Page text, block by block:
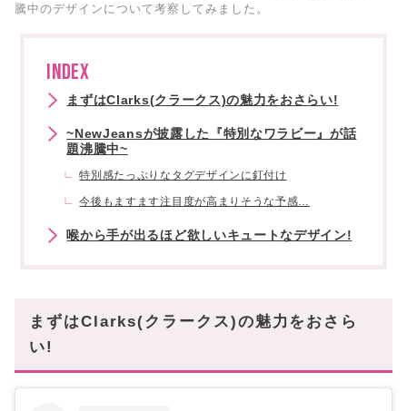
騰中のデザインについて考察してみました。
INDEX
まずはClarks(クラークス)の魅力をおさらい!
~NewJeansが披露した『特別なワラビー』が話
題沸騰中~
特別感たっぷりなタグデザインに釘付け
今後もますます注目度が高まりそうな予感…
喉から手が出るほど欲しいキュートなデザイン!
まずはClarks(クラークス)の魅力をおさら
い!